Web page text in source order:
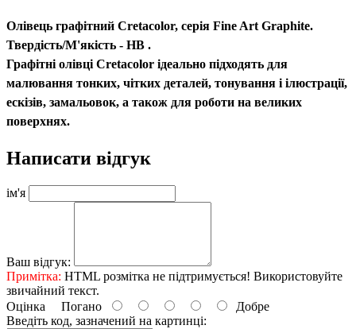
Олівець графітний Cretacolor, серія Fine Art Graphite.
Твердість/М'якість - HB .
Графітні олівці Cretacolor ідеально підходять для
малювання тонких, чітких деталей, тонування і ілюстрації,
ескізів, замальовок, а також для роботи на великих
поверхнях.
Написати відгук
ім'я
Ваш відгук:
Примітка: HTML розмітка не підтримується! Використовуйте
звичайний текст.
Оцінка Погано
Добре
Введіть код, зазначений на картинці: